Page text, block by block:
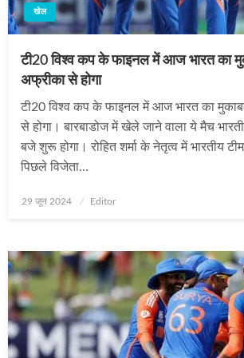
खेल
टी20 विश्व कप के फाइनल में आज भारत का
अफ्रीका से होगा
टी20 विश्व कप के फाइनल में आज भारत का
से होगा। बारबाडोज में खेले जाने वाला ये मैच
बजे शुरू होगा। रोहित शर्मा के नेतृत्‍व में भारतीय
पिछले विजेता…
Posted
29 जून 2024 Editor